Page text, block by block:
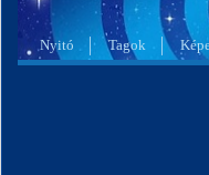
Nyitó Tagok